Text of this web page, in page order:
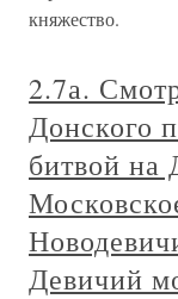
княжество.
2.7а.
Донского
битвой на
Девичий